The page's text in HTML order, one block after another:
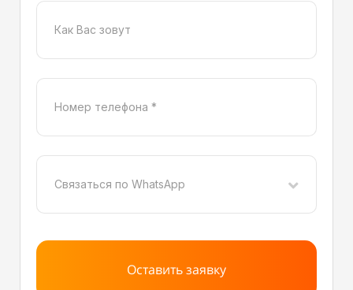
Связаться по WhatsApp
Оставить заявку